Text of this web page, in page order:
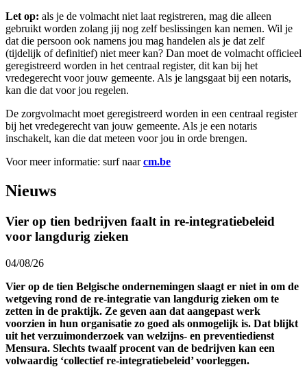
Let op: als je de volmacht niet laat registreren, mag die alleen
gebruikt worden zolang jij nog zelf beslissingen kan nemen. Wil je
dat die persoon ook namens jou mag handelen als je dat zelf
(tijdelijk of definitief) niet meer kan? Dan moet de volmacht officieel
geregistreerd worden in het centraal register, dit kan bij het
vredegerecht voor jouw gemeente. Als je langsgaat bij een notaris,
kan die dat voor jou regelen.
De zorgvolmacht moet geregistreerd worden in een centraal register
bij het vredegerecht van jouw gemeente. Als je een notaris
inschakelt, kan die dat meteen voor jou in orde brengen.
Voor meer informatie: surf naarcm.be
Nieuws
Vier op tien bedrijven faalt in re-integratiebeleid
voor langdurig zieken
04/08/26
Vier op de tien Belgische ondernemingen slaagt er niet in om de
wetgeving rond de re-integratie van langdurig zieken om te
zetten in de praktijk. Ze geven aan dat aangepast werk
voorzien in hun organisatie zo goed als onmogelijk is. Dat blijkt
uit het verzuimonderzoek van welzijns- en preventiedienst
Mensura. Slechts twaalf procent van de bedrijven kan een
volwaardig ‘collectief re-integratiebeleid’ voorleggen.